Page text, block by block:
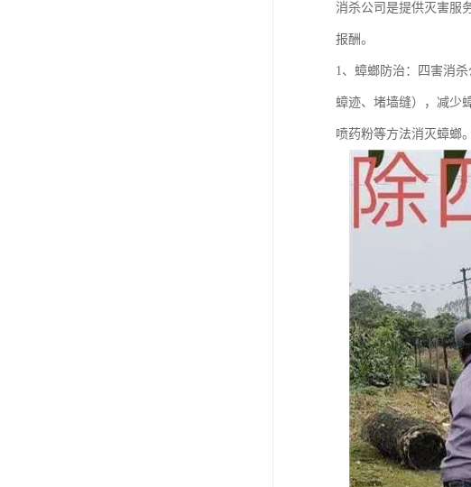
消杀公司是提供灭害服
报酬。
1、蟑螂防治：四害消
蟑迹、堵墙缝），减少
喷药粉等方法消灭蟑螂